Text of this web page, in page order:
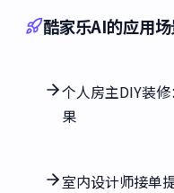
酷家乐AI的应用
个人房主DIY装
果
室内设计师接单